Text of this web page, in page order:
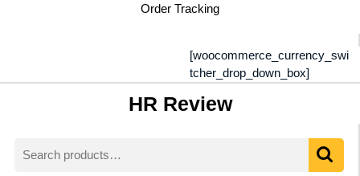
Order Tracking
[woocommerce_currency_swi
tcher_drop_down_box]
HR Review
for: